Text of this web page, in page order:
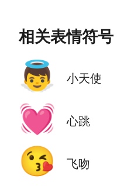
相关表情符号
👼 小天使
💓 心跳
😘 飞吻